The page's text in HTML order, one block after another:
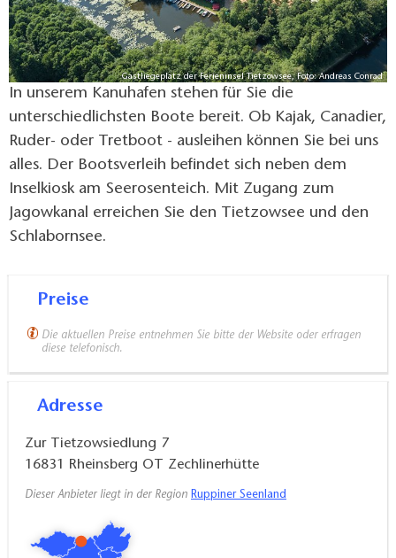
Gastliegeplatz der Ferieninsel Tietzowsee, Foto: Andreas Conrad
In unserem Kanuhafen stehen für Sie die
unterschiedlichsten Boote bereit. Ob Kajak, Canadier,
Ruder- oder Tretboot - ausleihen können Sie bei uns
alles. Der Bootsverleih befindet sich neben dem
Inselkiosk am Seerosenteich. Mit Zugang zum
Jagowkanal erreichen Sie den Tietzowsee und den
Schlabornsee.
Preise
Die aktuellen Preise entnehmen Sie bitte der Website oder erfragen
diese telefonisch.
Adresse
Zur Tietzowsiedlung 7
16831
Rheinsberg OT Zechlinerhütte
Dieser Anbieter liegt in der Region Ruppiner Seenland